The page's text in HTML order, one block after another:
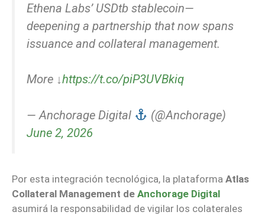
Ethena Labs’ USDtb stablecoin—
deepening a partnership that now spans
issuance and collateral management.
More ↓https://t.co/piP3UVBkiq
— Anchorage Digital
(@Anchorage)
June 2, 2026
Por esta integración tecnológica, la plataforma Atlas
Collateral Management de Anchorage Digital
asumirá la responsabilidad de vigilar los colaterales